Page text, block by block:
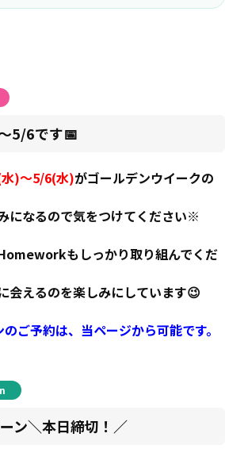
5/6です📅
)～5/6(水)がゴールデンウイークの
になるので気をつけてください※
もしっかり取り組んでくだ
会えるのを楽しみにしています😉
ご予約は、当ページから可能です。
ン＼本日締切！／